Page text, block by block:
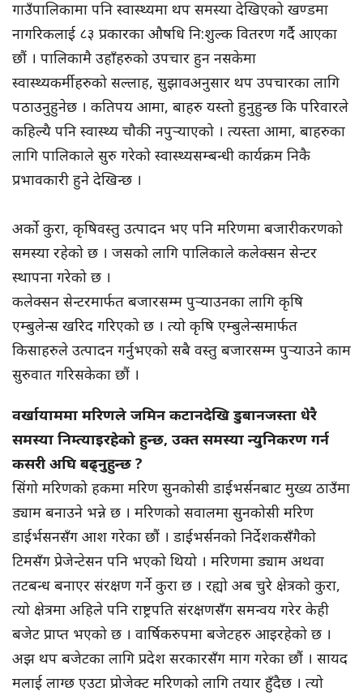
गाउँपालिकामा पनि स्वास्थ्यमा थप समस्या देखिएको खण्डमा
नागरिकलाई ८३ प्रकारका औषधि नि:शुल्क वितरण गर्दै आएका
छौं । पालिकामै उहाँहरुको उपचार हुन नसकेमा
स्वास्थ्यकर्मीहरुको सल्लाह, सुझावअनुसार थप उपचारका लागि
पठाउनुहुनेछ । कतिपय आमा, बाहरु यस्तो हुनुहुन्छ कि परिवारले
कहिल्यै पनि स्वास्थ्य चौकी नपुर्‍याएको । त्यस्ता आमा, बाहरुका
लागि पालिकाले सुरु गरेको स्वास्थ्यसम्बन्धी कार्यक्रम निकै
प्रभावकारी हुने देखिन्छ ।
अर्को कुरा, कृषिवस्तु उत्पादन भए पनि मरिणमा बजारीकरणको
समस्या रहेको छ । जसको लागि पालिकाले कलेक्सन सेन्टर
स्थापना गरेको छ ।
कलेक्सन सेन्टरमार्फत बजारसम्म पुर्‍याउनका लागि कृषि
एम्बुलेन्स खरिद गरिएको छ । त्यो कृषि एम्बुलेन्समार्फत
किसाहरुले उत्पादन गर्नुभएको सबै वस्तु बजारसम्म पुर्‍याउने काम
सुरुवात गरिसकेका छौं ।
वर्खायाममा मरिणले जमिन कटानदेखि डुबानजस्ता धेरै
समस्या निम्त्याइरहेको हुन्छ, उक्त समस्या न्युनिकरण गर्न
कसरी अघि बढ्नुहुन्छ ?
सिंगो मरिणको हकमा मरिण सुनकोसी डाईभर्सनबाट मुख्य ठाउँमा
ड्याम बनाउने भन्ने छ । मरिणको सवालमा सुनकोसी मरिण
डाईर्भसनसँग आश गरेका छौं । डाईभर्सनको निर्देशकसँगैको
टिमसँग प्रेजेन्टेसन पनि भएको थियो । मरिणमा ड्याम अथवा
तटबन्ध बनाएर संरक्षण गर्ने कुरा छ । रह्यो अब चुरे क्षेत्रको कुरा,
त्यो क्षेत्रमा अहिले पनि राष्ट्रपति संरक्षणसँग समन्वय गरेर केही
बजेट प्राप्त भएको छ । वार्षिकरुपमा बजेटहरु आइरहेको छ ।
अझ थप बजेटका लागि प्रदेश सरकारसँग माग गरेका छौं । सायद
मलाई लाग्छ एउटा प्रोजेक्ट मरिणको लागि तयार हुँदैछ । त्यो